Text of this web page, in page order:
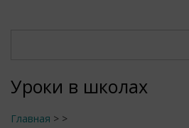
Уроки в школах
Главная > >